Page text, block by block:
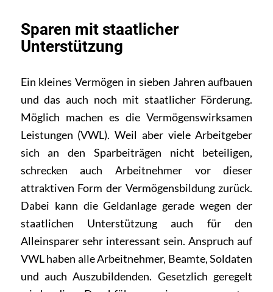
Sparen mit staatlicher
Unterstützung
Ein kleines Vermögen in sieben Jahren aufbauen
und das auch noch mit staatlicher Förderung.
Möglich machen es die Vermögenswirksamen
Leistungen (VWL). Weil aber viele Arbeitgeber
sich an den Sparbeiträgen nicht beteiligen,
schrecken auch Arbeitnehmer vor dieser
attraktiven Form der Vermögensbildung zurück.
Dabei kann die Geldanlage gerade wegen der
staatlichen Unterstützung auch für den
Alleinsparer sehr interessant sein. Anspruch auf
VWL haben alle Arbeitnehmer, Beamte, Soldaten
und auch Auszubildenden. Gesetzlich geregelt